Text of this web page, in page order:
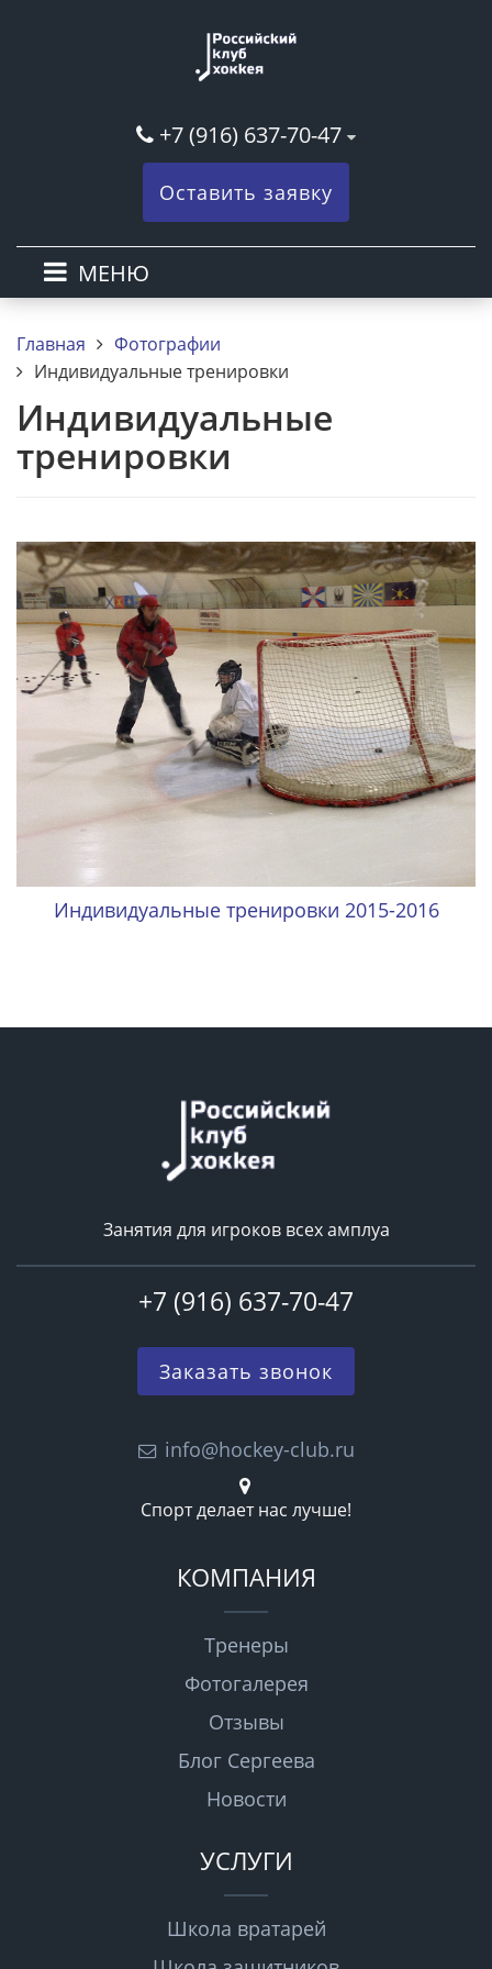
+7 (916) 637-70-47
Оставить заявку
МЕНЮ
Главная
Фотографии
Индивидуальные тренировки
Индивидуальные
тренировки
Индивидуальные тренировки 2015-2016
Занятия для игроков всех амплуа
+7 (916) 637-70-47
Заказать звонок
info@hockey-club.ru
Спорт делает нас лучше!
КОМПАНИЯ
Тренеры
Фотогалерея
Отзывы
Блог Сергеева
Новости
УСЛУГИ
Школа вратарей